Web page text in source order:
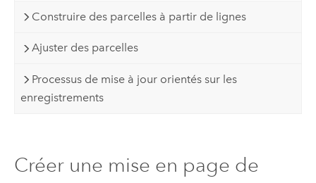
Construire des parcelles à partir de lignes
Ajuster des parcelles
Processus de mise à jour orientés sur les
enregistrements
Créer une mise en page de